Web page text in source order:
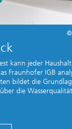
©
kann jeder
Fraunhofer IGB
bildet die
die